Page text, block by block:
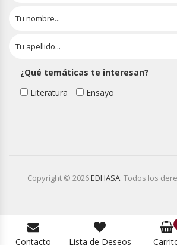
¿Qué temáticas te interesan?
Literatura
Ensayo
Copyright © 2026EDHASA. Todos los
Contacto Lista de Deseos